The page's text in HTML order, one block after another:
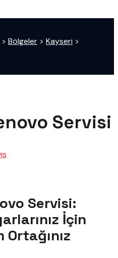
> Bölgeler > Kayseri >
Servisi
Servisi:
İçin